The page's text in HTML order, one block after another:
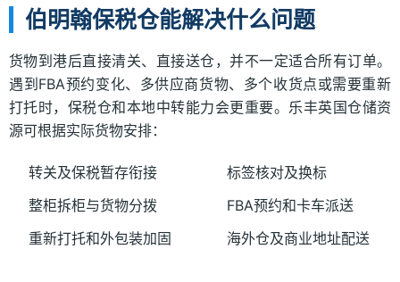
伯明翰保税仓能解决什么问题
货物到港后直接清关、直接送仓，并不一定适合所有订单。
遇到FBA预约变化、多供应商货物、多个收货点或需要重新
打托时，保税仓和本地中转能力会更重要。乐丰英国仓储资
源可根据实际货物安排：
转关及保税暂存衔接
整柜拆柜与货物分拨
重新打托和外包装加固
标签核对及换标
FBA预约和卡车派送
海外仓及商业地址配送